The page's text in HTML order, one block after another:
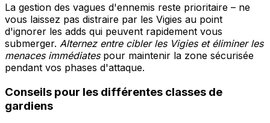
La gestion des vagues d'ennemis reste prioritaire – ne
vous laissez pas distraire par les Vigies au point
d'ignorer les adds qui peuvent rapidement vous
submerger. Alternez entre cibler les Vigies et éliminer les
menaces immédiatespour maintenir la zone sécurisée
pendant vos phases d'attaque.
Conseils pour les différentes classes de
gardiens